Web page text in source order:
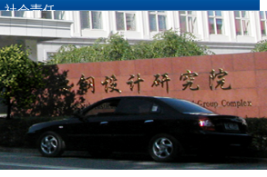
社会责任
社会责任
亲和动态